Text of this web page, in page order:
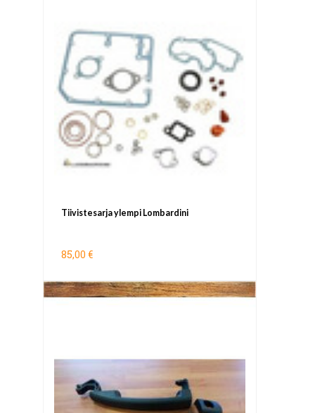
Tiivistesarja ylempi Lombardini
85,00 €